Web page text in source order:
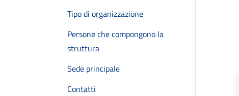
Tipo di organizzazione
Persone che compongono la
struttura
Sede principale
Contatti